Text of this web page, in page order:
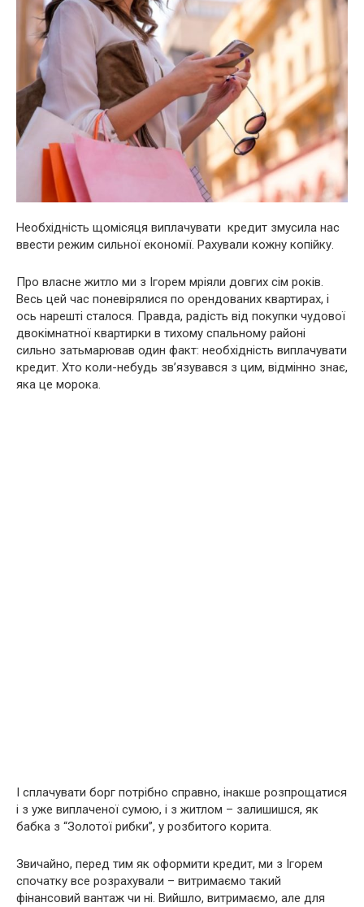
Необхідність щомісяця виплачувати кредит змусила нас
ввести режим сильної економії. Рахували кожну копійку.
Про власне житло ми з Ігорем мріяли довгих сім років.
Весь цей час поневірялися по орендованих квартирах, і
ось нарешті сталося. Правда, радість від покупки чудової
двокімнатної квартирки в тихому спальному районі
сильно затьмарював один факт: необхідність виплачувати
кредит. Хто коли-небудь зв’язувався з цим, відмінно знає,
яка це морока.
І сплачувати борг потрібно справно, інакше розпрощатися
і з уже виплаченої сумою, і з житлом – залишишся, як
бабка з “Золотої рибки”, у розбитого корита.
Звичайно, перед тим як оформити кредит, ми з Ігорем
спочатку все розрахували – витримаємо такий
фінансовий вантаж чи ні. Вийшло, витримаємо, але для